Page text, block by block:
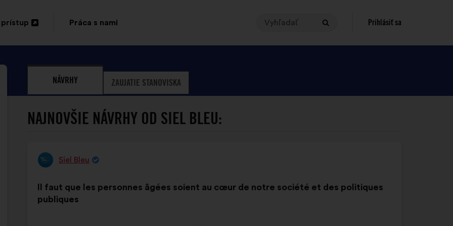
prístup
Práca s nami
Ak
vykonať
musí
ich
Vyhľadať
Vyhľadať
Prihlásiť sa
NÁVRHY ZAUJATIE STANOVISKA
NAJNOVŠIE NÁVRHY OD SIEL BLEU:
Návrh:
Siel Bleu
návrhu:
Il faut que les personnes âgées soient au cœur de notre société et des politiques
publiques
rozdelením: